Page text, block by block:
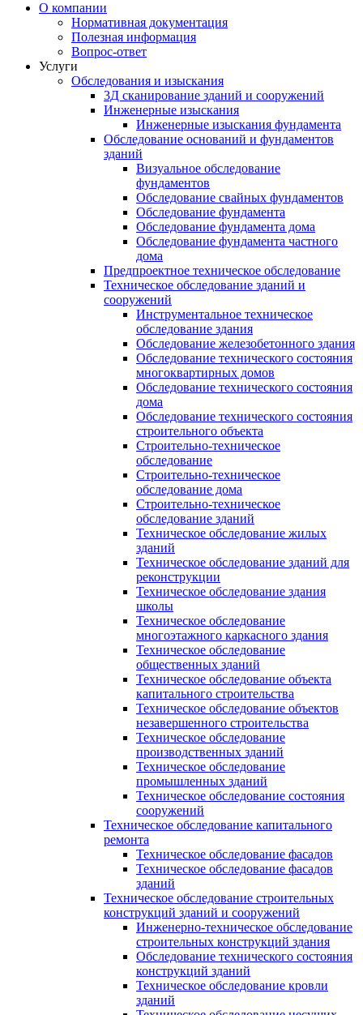
О компании
Нормативная документация
Полезная информация
Вопрос-ответ
Услуги
Обследования и изыскания
3Д сканирование зданий и сооружений
Инженерные изыскания
Инженерные изыскания фундамента
Обследование оснований и фундаментов
зданий
Визуальное обследование
фундаментов
Обследование свайных фундаментов
Обследование фундамента
Обследование фундамента дома
Обследование фундамента частного
дома
Предпроектное техническое обследование
Техническое обследование зданий и
сооружений
Инструментальное техническое
обследование здания
Обследование железобетонного здания
Обследование технического состояния
многоквартирных домов
Обследование технического состояния
дома
Обследование технического состояния
строительного объекта
Строительно-техническое
обследование
Строительно-техническое
обследование дома
Строительно-техническое
обследование зданий
Техническое обследование жилых
зданий
Техническое обследование зданий для
реконструкции
Техническое обследование здания
школы
Техническое обследование
многоэтажного каркасного здания
Техническое обследование
общественных зданий
Техническое обследование объекта
капитального строительства
Техническое обследование объектов
незавершенного строительства
Техническое обследование
производственных зданий
Техническое обследование
промышленных зданий
Техническое обследование состояния
сооружений
Техническое обследование капитального
ремонта
Техническое обследование фасадов
Техническое обследование фасадов
зданий
Техническое обследование строительных
конструкций зданий и сооружений
Инженерно-техническое обследование
строительных конструкций здания
Обследование технического состояния
конструкций зданий
Техническое обследование кровли
зданий